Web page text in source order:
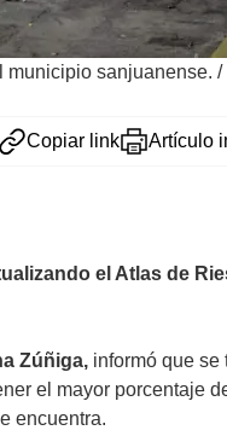
municipio sanjuanense. /
Copiar link Artículo
el Atlas de
Zúñiga, informó que se
el mayor porcentaje
encuentra.